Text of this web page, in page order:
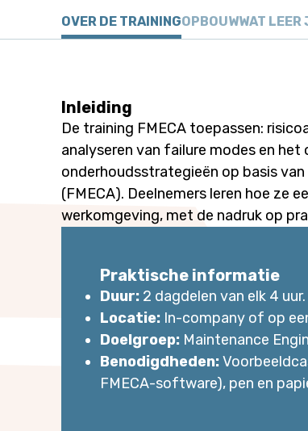
OVER DE TRAININGOPBOUWWAT LEER
Inleiding
De training FMECA toepassen:
analyseren van failure modes en
onderhoudsstrategieën op basis
(FMECA). Deelnemers leren hoe ze
werkomgeving, met de nadruk op
Praktische informatie
Duur: 2 dagdelen van elk 4 uur.
Locatie: In-company of op
Doelgroep: Maintenance
Benodigdheden:
FMECA-software), pen en